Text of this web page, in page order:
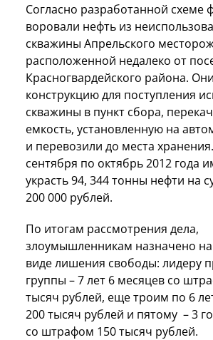
Согласно разработанной схеме
воровали нефть из
скважины Апрельского
расположенной недалеко от
Красногвардейского района.
конструкцию для поступления
скважины в пункт сбора,
емкость, установленную на
и перевозили до места
сентября по октябрь 2012 года
украсть 94, 344 тонны нефти на
200 000 рублей.
По итогам рассмотрения дела,
злоумышленникам назначено
виде лишения свободы: лидеру
группы – 7 лет 6 месяцев со
тысяч рублей, еще троим по 6
200 тысяч рублей и пятому – 3
со штрафом 150 тысяч рублей.